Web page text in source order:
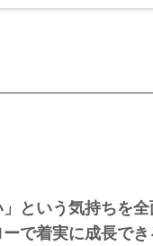
という気持ちを
で着実に成長でき